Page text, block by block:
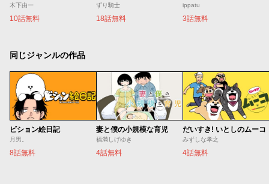
木下由一
10話無料
ずり騎士
18話無料
ippatu
3話無料
同じジャンルの作品
ビション絵日記
月男。
8話無料
妻と僕の小規模な育児
福満しげゆき
4話無料
だいすき! いとしのムーコ
みずしな孝之
4話無料